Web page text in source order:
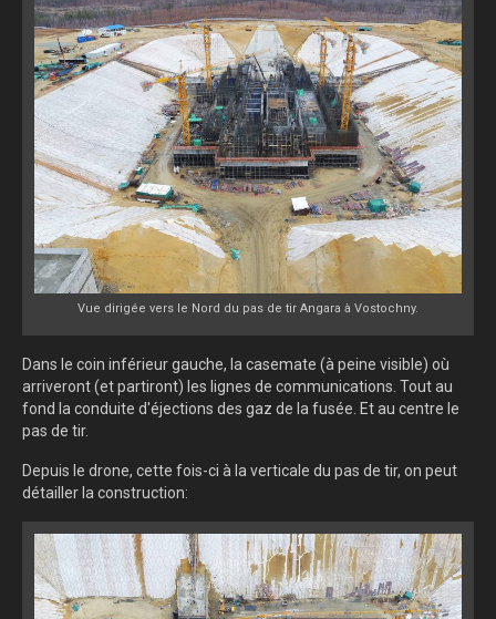
Vue dirigée vers le Nord du pas de tir Angara à Vostochny.
Dans le coin inférieur gauche, la casemate (à peine visible) où
arriveront (et partiront) les lignes de communications. Tout au
fond la conduite d'éjections des gaz de la fusée. Et au centre le
pas de tir.
Depuis le drone, cette fois-ci à la verticale du pas de tir, on peut
détailler la construction: